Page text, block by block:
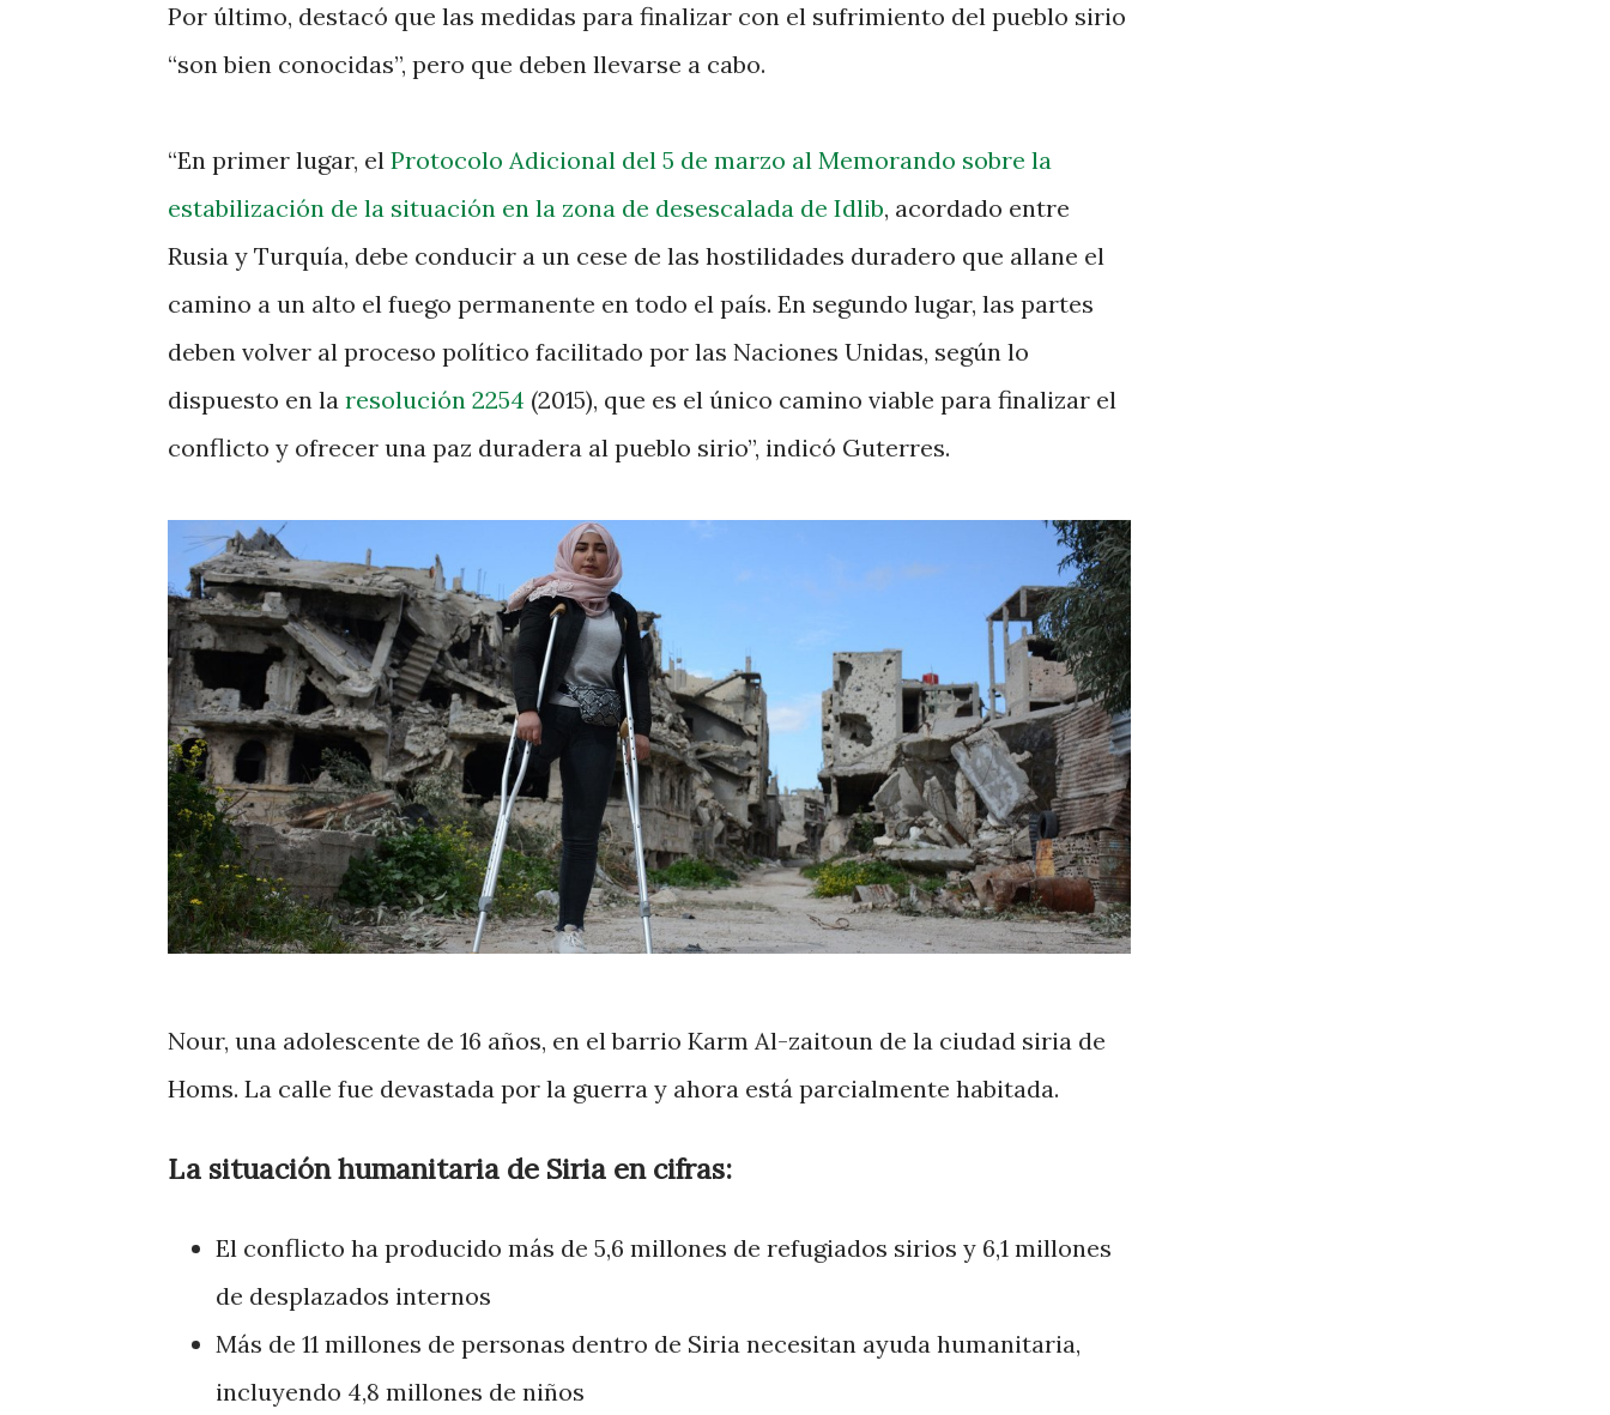
Por último, destacó que las medidas para finalizar con el sufrimiento del pueblo sirio
“son bien conocidas”, pero que deben llevarse a cabo.
“En primer lugar, el Protocolo Adicional del 5 de marzo al Memorando sobre la
estabilización de la situación en la zona de desescalada de Idlib, acordado entre
Rusia y Turquía, debe conducir a un cese de las hostilidades duradero que allane el
camino a un alto el fuego permanente en todo el país. En segundo lugar, las partes
deben volver al proceso político facilitado por las Naciones Unidas, según lo
dispuesto en la resolución 2254 (2015), que es el único camino viable para finalizar el
conflicto y ofrecer una paz duradera al pueblo sirio”, indicó Guterres.
Nour, una adolescente de 16 años, en el barrio Karm Al-zaitoun de la ciudad siria de
Homs. La calle fue devastada por la guerra y ahora está parcialmente habitada.
La situación humanitaria de Siria en cifras:
El conflicto ha producido más de 5,6 millones de refugiados sirios y 6,1 millones
de desplazados internos
Más de 11 millones de personas dentro de Siria necesitan ayuda humanitaria,
incluyendo 4,8 millones de niños